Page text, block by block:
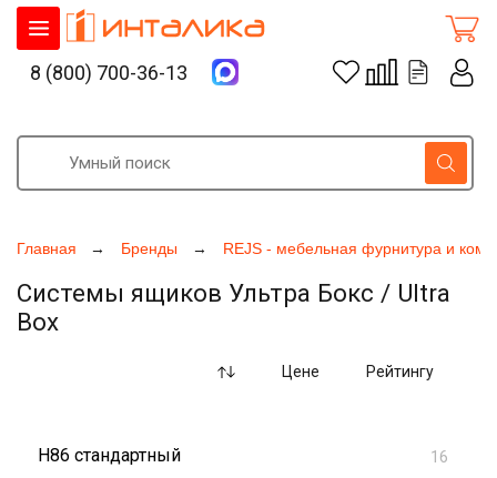
Главная Бренды REJS - мебельная фурнитура и
Системы ящиков Ультра Бокс / Ultra
Box
Цене Рейтингу
H86 стандартный 16
8 (800) 700-36-13